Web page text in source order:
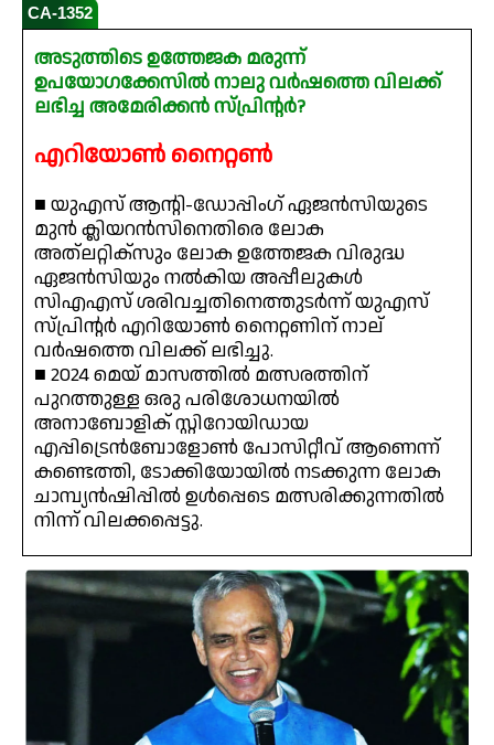
CA-1352
അടുത്തിടെ ഉത്തേജക മരുന്ന്
ഉപയോഗക്കേസിൽ നാലു വർഷത്തെ വിലക്ക്
ലഭിച്ച അമേരിക്കൻ സ്പ്രിന്റർ?
എറിയോൺ നൈറ്റൺ
■ യുഎസ് ആന്റി-ഡോപ്പിംഗ് ഏജൻസിയുടെ
മുൻ ക്ലിയറൻസിനെതിരെ ലോക
അത്‌ലറ്റിക്‌സും ലോക ഉത്തേജക വിരുദ്ധ
ഏജൻസിയും നൽകിയ അപ്പീലുകൾ
സിഎഎസ് ശരിവച്ചതിനെത്തുടർന്ന് യുഎസ്
സ്പ്രിന്റർ എറിയോൺ നൈറ്റണിന് നാല്
വർഷത്തെ വിലക്ക് ലഭിച്ചു.
■ 2024 മെയ് മാസത്തിൽ മത്സരത്തിന്
പുറത്തുള്ള ഒരു പരിശോധനയിൽ
അനാബോളിക് സ്റ്റിറോയിഡായ
എപ്പിട്രെൻബോളോൺ പോസിറ്റീവ് ആണെന്ന്
കണ്ടെത്തി, ടോക്കിയോയിൽ നടക്കുന്ന ലോക
ചാമ്പ്യൻഷിപ്പിൽ ഉൾപ്പെടെ മത്സരിക്കുന്നതിൽ
നിന്ന് വിലക്കപ്പെട്ടു.